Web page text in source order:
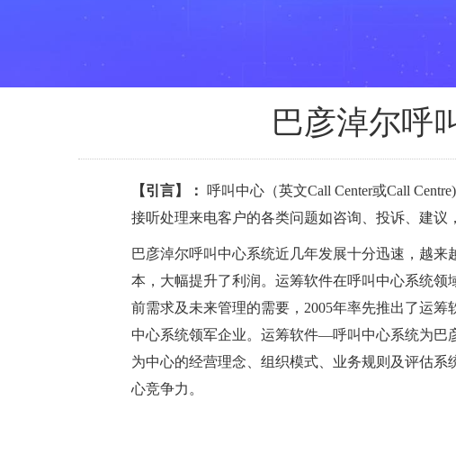
巴彦淖尔呼
【引言】：
呼叫中心（英文Call Center或Call
接听处理来电客户的各类问题如咨询、投诉、建
巴彦淖尔呼叫中心系统近几年发展十分迅速，越
本，大幅提升了利润。运筹软件在呼叫中心系统
前需求及未来管理的需要，2005年率先推出了运
中心系统领军企业。运筹软件—呼叫中心系统为巴
为中心的经营理念、组织模式、业务规则及评估
心竞争力。